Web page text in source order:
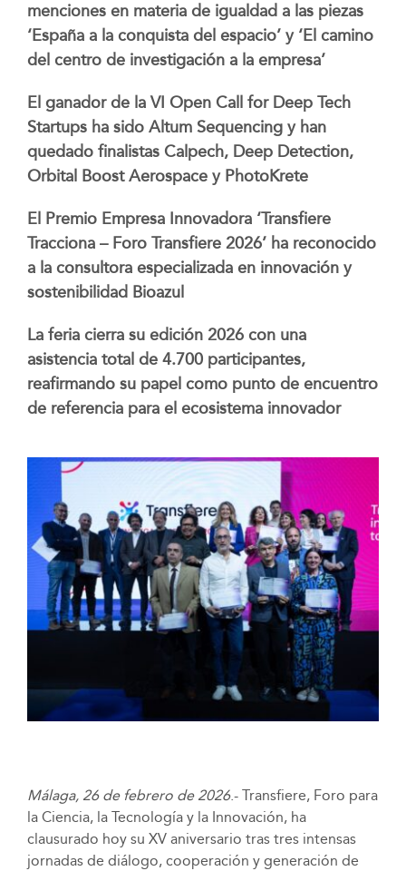
menciones en materia de igualdad a las piezas
‘España a la conquista del espacio’ y ‘El camino
del centro de investigación a la empresa’
El ganador de la VI Open Call for Deep Tech
Startups ha sido Altum Sequencing y han
quedado finalistas Calpech, Deep Detection,
Orbital Boost Aerospace y PhotoKrete
El Premio Empresa Innovadora ‘Transfiere
Tracciona – Foro Transfiere 2026’ ha reconocido
a la consultora especializada en innovación y
sostenibilidad Bioazul
La feria cierra su edición 2026 con una
asistencia total de 4.700 participantes,
reafirmando su papel como punto de encuentro
de referencia para el ecosistema innovador
Málaga, 26 de febrero de 2026.- Transfiere, Foro para
la Ciencia, la Tecnología y la Innovación, ha
clausurado hoy su XV aniversario tras tres intensas
jornadas de diálogo, cooperación y generación de